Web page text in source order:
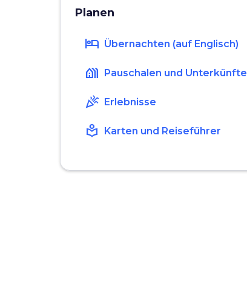
Planen
hotel Übernachten (auf Englisch)
holiday_village Pauschalen und Unterkünfte
celebration Erlebnisse
local_library Karten und Reiseführer